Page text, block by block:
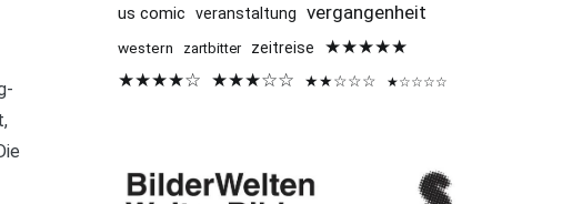
us comic veranstaltung vergangenheit
western zartbitter zeitreise
★★★★★
★★★★☆ ★★★☆☆ ★★☆☆☆ ★☆☆☆☆